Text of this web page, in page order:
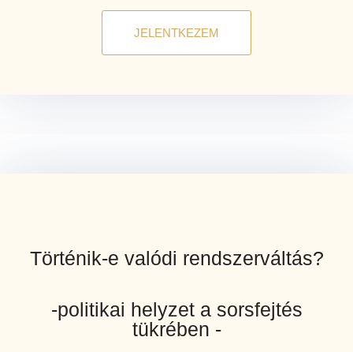
JELENTKEZEM
Történik-e valódi rendszerváltás?
-politikai helyzet a sorsfejtés
tükrében -